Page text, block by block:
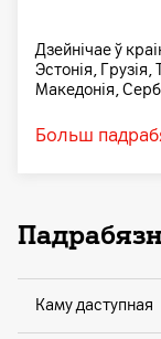
Дзейнічае ў
Эстонія,
Македонія,
Больш
Каму даступная